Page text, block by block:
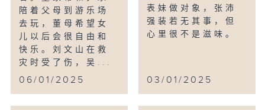
陪着父母到游乐场
去玩，董母希望女
儿以后会很自由和
快乐。刘文山在救
灾时受了伤，吴...
06/01/2025
表妹做对象，张沛
强装若无其事，但
心里很不是滋味。
03/01/2025